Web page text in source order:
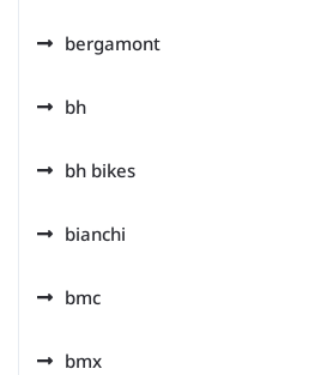
bergamont
bh
bh bikes
bianchi
bmc
bmx